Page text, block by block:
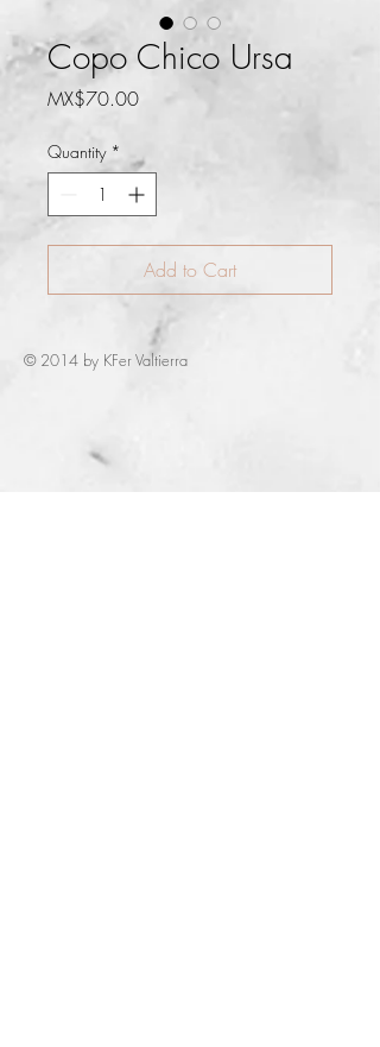
Copo Chico Ursa
MX$70.00Price
Quantity *
Add to Cart
© 2014 by KFer Valtierra